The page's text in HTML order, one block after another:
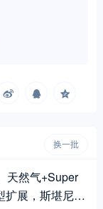
换一批
天然气+Super
扩展，斯堪尼亚